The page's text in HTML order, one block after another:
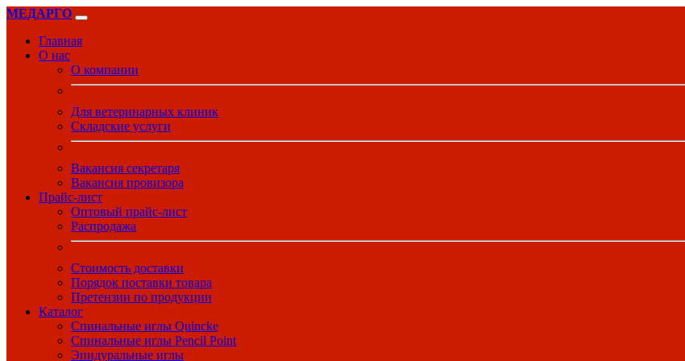
МЕДАРГО
Главная
О нас
О компании
Для ветеринарных клиник
Складские услуги
Вакансия секретаря
Вакансия провизора
Прайс-лист
Оптовый прайс-лист
Распродажа
Стоимость доставки
Порядок поставки товара
Претензии по продукции
Каталог
Спинальные иглы Quincke
Спинальные иглы Pencil Point
Эпидуральные иглы